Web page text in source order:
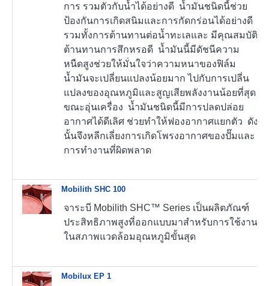
การ รวมตัวกับน้ำได้อย่างดี น้ำมันชนิดนี้ช่วย
ป้องกันการเกิดสนิมและการกัดกร่อนได้อย่างดี
รวมทั้งการต้านทานต่อน้ำทะเลและ มีคุณสมบัติ
ต้านทานการสึกหรอดี น้ำมันนี้มีดัชนีความ
หนืดสูงช่วยให้มั่นใจว่าความหนาของฟิล์ม
น้ำมันจะเปลี่ยนแปลงน้อยมาก ไปกับการเปลี่น
แปลงของอุณหภูมิและสูญเสียพลังงานน้อยที่สุด
ขณะอุ่นเครื่อง น้ำมันชนิดนี้มีการปลดปล่อย
อากาศได้ดีเลิศ ช่วยทำให้ฟองอากาศแยกตัว ดัง
นั้นจึงหลีกเลี่ยงการเกิดโพรงอากาศของปั๊มและ
การทำงานที่ผิดพลาด
Mobilith SHC 100
จาระบี Mobilith SHC™ Series เป็นผลิตภัณฑ์
ประสิทธิภาพสูงที่ออกแบบมาสำหรับการใช้งาน
ในสภาพแวดล้อมอุณหภูมิขั้นสุด
Mobilux EP 1